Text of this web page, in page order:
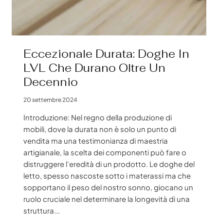
Eccezionale Durata: Doghe In
LVL Che Durano Oltre Un
Decennio
20 settembre 2024
Introduzione: Nel regno della produzione di
mobili, dove la durata non è solo un punto di
vendita ma una testimonianza di maestria
artigianale, la scelta dei componenti può fare o
distruggere l'eredità di un prodotto. Le doghe del
letto, spesso nascoste sotto i materassi ma che
sopportano il peso del nostro sonno, giocano un
ruolo cruciale nel determinare la longevità di una
struttura...